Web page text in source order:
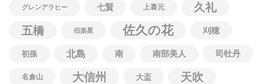
グレンアラヒー 七賢 上喜元
久礼
五橋
伯楽星 佐久の花 刈穂
初孫 北島 南 南部美人 司牡丹
名倉山 大信州 大盃 天吹